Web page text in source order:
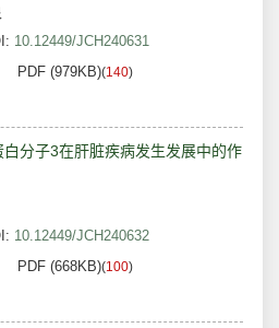
10.12449/JCH240631
PDF (979KB)(140)
分子3在肝脏疾病发生发展中的作
10.12449/JCH240632
PDF (668KB)(100)